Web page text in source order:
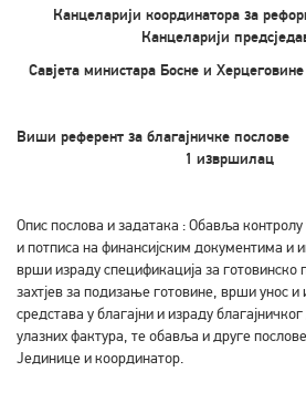
Канцеларији координатора за
Канцеларији
Савјета министара Босне и
Виши референт за благајничке
1 извршилац
Опис послова и задатака : Обавља контролу
и потписа на финансијским документима и
врши израду спецификација за
захтјев за подизање готовине, врши унос и
средстава у благајни и израду
улазних фактура, те обавља и друге
Јединице и координатор.